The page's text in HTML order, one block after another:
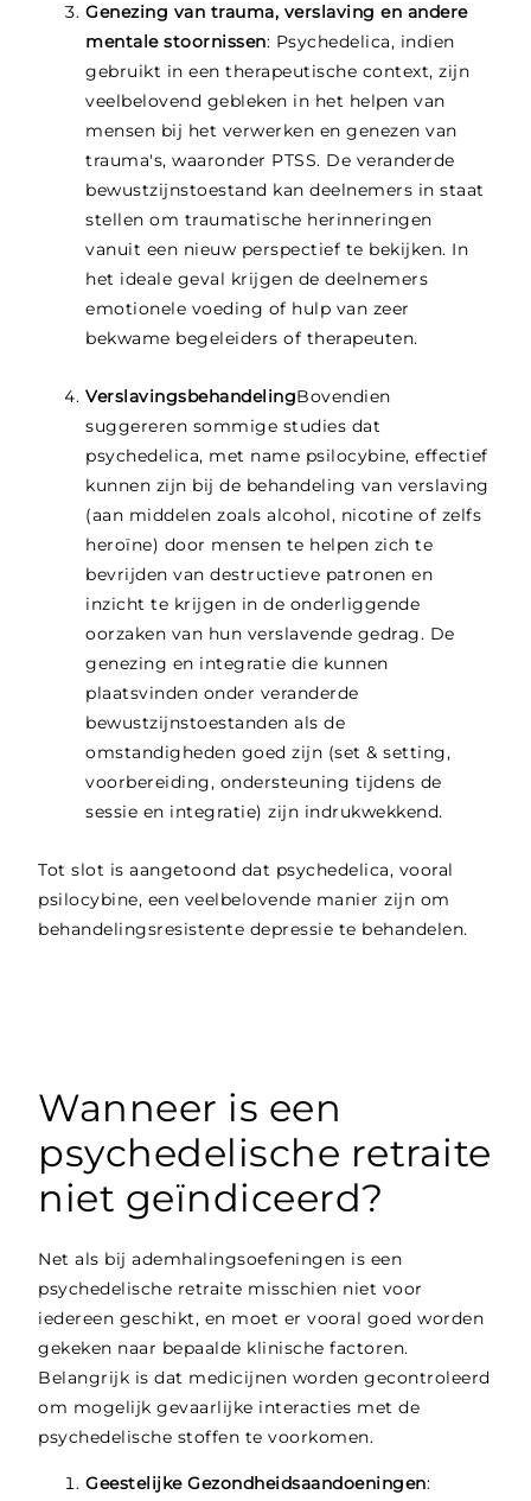
Genezing van trauma, verslaving en andere
mentale stoornissen: Psychedelica, indien
gebruikt in een therapeutische context, zijn
veelbelovend gebleken in het helpen van
mensen bij het verwerken en genezen van
trauma's, waaronder PTSS. De veranderde
bewustzijnstoestand kan deelnemers in staat
stellen om traumatische herinneringen
vanuit een nieuw perspectief te bekijken. In
het ideale geval krijgen de deelnemers
emotionele voeding of hulp van zeer
bekwame begeleiders of therapeuten.
VerslavingsbehandelingBovendien
suggereren sommige studies dat
psychedelica, met name psilocybine, effectief
kunnen zijn bij de behandeling van verslaving
(aan middelen zoals alcohol, nicotine of zelfs
heroïne) door mensen te helpen zich te
bevrijden van destructieve patronen en
inzicht te krijgen in de onderliggende
oorzaken van hun verslavende gedrag. De
genezing en integratie die kunnen
plaatsvinden onder veranderde
bewustzijnstoestanden als de
omstandigheden goed zijn (set & setting,
voorbereiding, ondersteuning tijdens de
sessie en integratie) zijn indrukwekkend.
Tot slot is aangetoond dat psychedelica, vooral
psilocybine, een veelbelovende manier zijn om
behandelingsresistente depressie te behandelen.
Wanneer is een
psychedelische retraite
niet geïndiceerd?
Net als bij ademhalingsoefeningen is een
psychedelische retraite misschien niet voor
iedereen geschikt, en moet er vooral goed worden
gekeken naar bepaalde klinische factoren.
Belangrijk is dat medicijnen worden gecontroleerd
om mogelijk gevaarlijke interacties met de
psychedelische stoffen te voorkomen.
Geestelijke Gezondheidsaandoeningen: